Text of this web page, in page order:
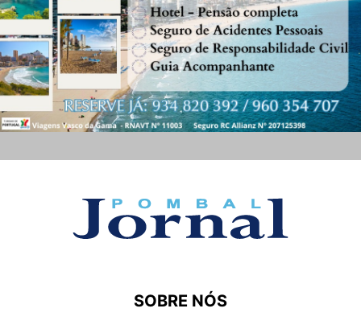
SOBRE NÓS